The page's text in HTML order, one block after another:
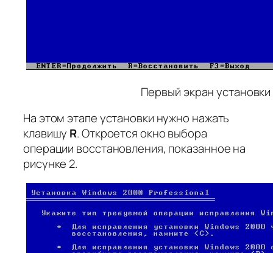
Первый экран
На этом этапе установки нужно нажать
клавишу R. Откроется окно выбора
операции восстановления, показанное на
рисунке 2.